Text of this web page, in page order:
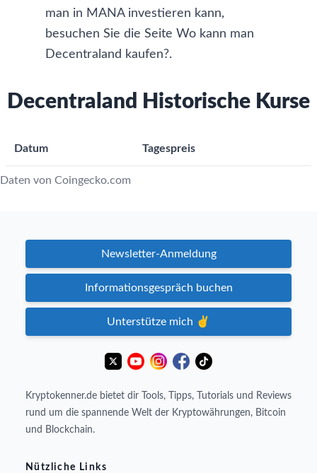
man in MANA investieren kann,
besuchen Sie die Seite Wo kann man
Decentraland kaufen?.
Decentraland Historische Kurse
Datum Tagespreis
Daten von Coingecko.com
Newsletter-Anmeldung
Informationsgespräch buchen
Unterstütze mich ✌️
Kryptokenner.de bietet dir Tools, Tipps, Tutorials und Reviews
rund um die spannende Welt der Kryptowährungen, Bitcoin
und Blockchain.
Nützliche Links